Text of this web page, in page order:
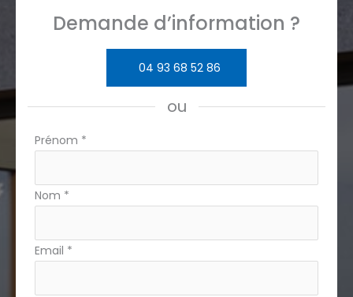
Demande d’information ?
04 93 68 52 86
ou
Formulaire
avec
téléphone
Prénom *
Nom *
Email *